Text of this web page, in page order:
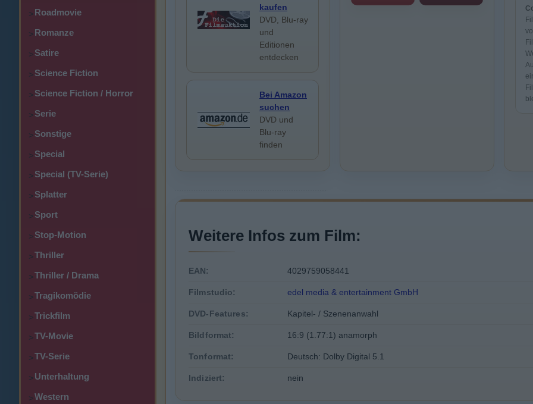
>Roadmovie
>Romanze
>Satire
>Science Fiction
>Science Fiction / Horror
>Serie
>Sonstige
>Special
>Special (TV-Serie)
>Splatter
>Sport
>Stop-Motion
>Thriller
>Thriller / Drama
>Tragikomödie
>Trickfilm
>TV-Movie
>TV-Serie
>Unterhaltung
>Western
kaufen
DVD, Blu-ray
und
Editionen
entdecken
Bei Amazon
suchen
DVD und
Blu-ray
finden
Weitere Infos zum Film:
EAN: 4029759058441
Filmstudio: edel media & entertainment GmbH
DVD-Features: Kapitel- / Szenenanwahl
Bildformat: 16:9 (1.77:1) anamorph
Tonformat: Deutsch: Dolby Digital 5.1
Indiziert: nein